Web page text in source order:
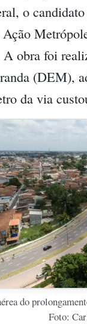
o
obra foi
(DEM),
da via
do
Foto: